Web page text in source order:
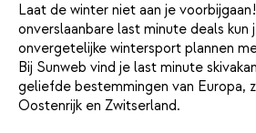
Laat de winter niet aan je
onverslaanbare last minute deals kun
onvergetelijke wintersport plannen
Bij Sunweb vind je last minute
geliefde bestemmingen van Europa,
Oostenrijk en Zwitserland.